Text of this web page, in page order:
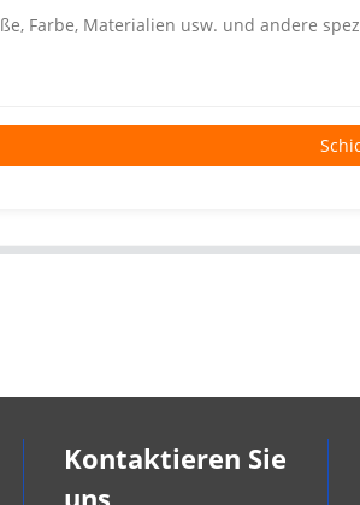
Kontaktieren Sie
uns